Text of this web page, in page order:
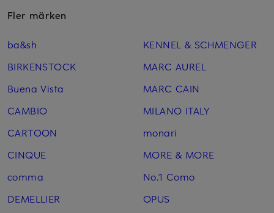
Fler märken
ba&sh
BIRKENSTOCK
Buena Vista
CAMBIO
CARTOON
CINQUE
comma
DEMELLIER
KENNEL & SCHMENGER
MARC AUREL
MARC CAIN
MILANO ITALY
monari
MORE & MORE
No.1 Como
OPUS